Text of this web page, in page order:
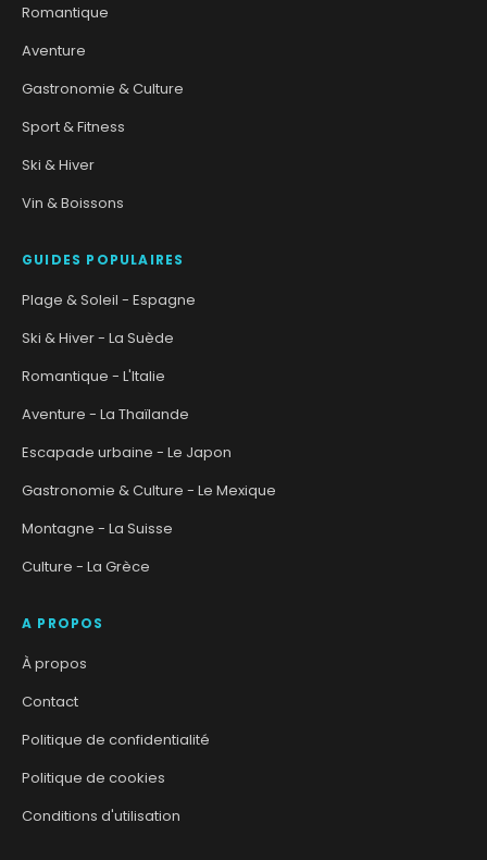
Romantique
Aventure
Gastronomie & Culture
Sport & Fitness
Ski & Hiver
Vin & Boissons
GUIDES POPULAIRES
Plage & Soleil - Espagne
Ski & Hiver - La Suède
Romantique - L'Italie
Aventure - La Thaïlande
Escapade urbaine - Le Japon
Gastronomie & Culture - Le Mexique
Montagne - La Suisse
Culture - La Grèce
A PROPOS
À propos
Contact
Politique de confidentialité
Politique de cookies
Conditions d'utilisation